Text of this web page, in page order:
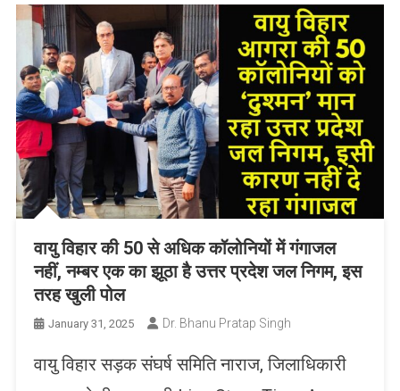
वायु विहार की 50 से अधिक कॉलोनियों में गंगाजल
नहीं, नम्बर एक का झूठा है उत्तर प्रदेश जल निगम, इस
तरह खुली पोल
January 31, 2025 Dr. Bhanu Pratap Singh
वायु विहार सड़क संघर्ष समिति नाराज, जिलाधिकारी